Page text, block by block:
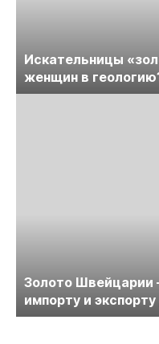
Искательницы
женщин в
Золото Швейцарии
импорту и